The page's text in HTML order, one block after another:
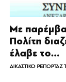
Με
Πολίτη
έλαβε το...
ΔΙΚΑΣΤΙΚΟ ΡΕΠΟΡΤΑΖ